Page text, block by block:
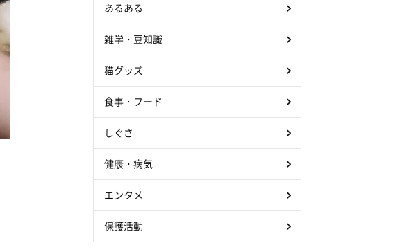
あるある
雑学・豆知識
猫グッズ
食事・フード
しぐさ
健康・病気
エンタメ
保護活動